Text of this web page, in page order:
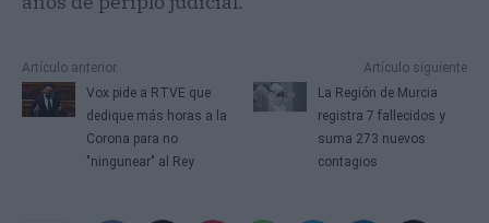
Artículo anterior
Vox pide a RTVE que
dedique más horas a la
Corona para no
"ningunear" al Rey
Artículo siguiente
La Región de Murcia
registra 7 fallecidos y
suma 273 nuevos
contagios